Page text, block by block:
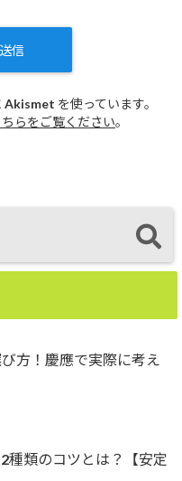
を使っています。
らをご覧ください。
方！慶應で実際に考え
種類のコツとは？【安定